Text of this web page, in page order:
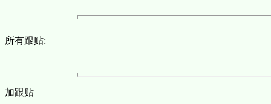
所有跟贴:
加跟贴